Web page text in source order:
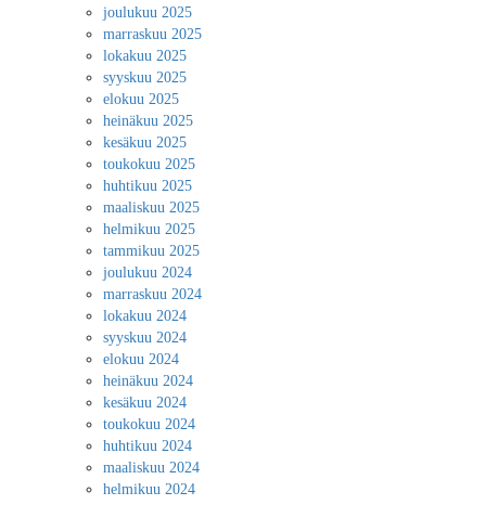
joulukuu 2025
marraskuu 2025
lokakuu 2025
syyskuu 2025
elokuu 2025
heinäkuu 2025
kesäkuu 2025
toukokuu 2025
huhtikuu 2025
maaliskuu 2025
helmikuu 2025
tammikuu 2025
joulukuu 2024
marraskuu 2024
lokakuu 2024
syyskuu 2024
elokuu 2024
heinäkuu 2024
kesäkuu 2024
toukokuu 2024
huhtikuu 2024
maaliskuu 2024
helmikuu 2024